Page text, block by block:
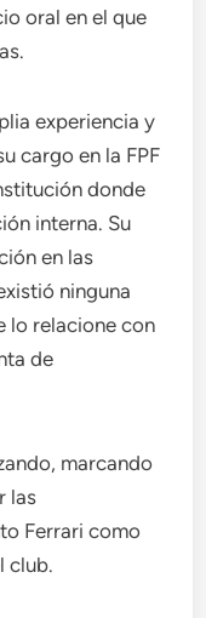
oral en el que
experiencia y
cargo en la FPF
donde
interna. Su
en las
ninguna
lo relacione con
de
marcando
las
Ferrari como
club.